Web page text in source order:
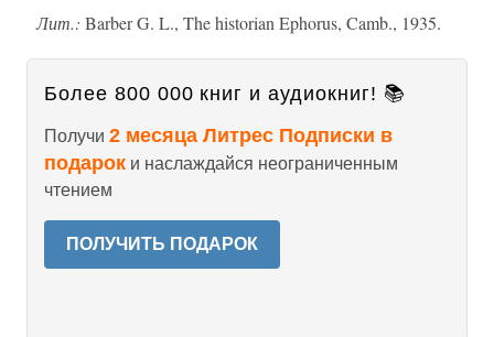
Лит.: Barber G. L., The historian Ephorus, Camb., 1935.
Более 800 000 книг и аудиокниг! 📚
Получи 2 месяца Литрес Подписки в
подарок и наслаждайся неограниченным
чтением
ПОЛУЧИТЬ ПОДАРОК